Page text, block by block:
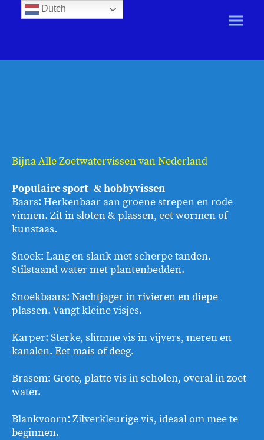
Bijna Alle Zoetwatervissen van Nederland
Populaire sport- & hobbyvissen
Baars: Herkenbaar aan groene strepen en rode
vinnen. Zit in sloten & plassen, eet wormen of
kunstaas.
Snoek: Lang en slank met scherpe tanden.
Stilstaand water met plantenbedden.
Snoekbaars: Nachtjager in rivieren en diepe
plassen. Vangt kleine visjes.
Karper: Sterke, slimme vis in vijvers, meren en
kanalen. Eet mais of deeg.
Brasem: Grote, platte vis in scholen, overal in zoet
water.
Blankvoorn: Zilverkleurige vis, ideaal om mee te
beginnen.
Dutch